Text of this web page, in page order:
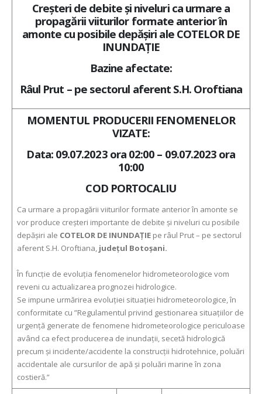
Creșteri de debite și niveluri ca urmare a
propagării viiturilor formate anterior în
amonte cu posibile depășiri ale COTELOR DE
INUNDAȚIE
Bazine afectate:
Râul Prut – pe sectorul aferent S.H. Oroftiana
MOMENTUL PRODUCERII FENOMENELOR
VIZATE:
Data: 09.07.2023 ora 02:00 – 09.07.2023 ora
10:00
COD PORTOCALIU
Ca urmare a propagării viiturilor formate anterior în amonte se
vor produce creșteri importante de debite și niveluri cu posibile
depășiri ale COTELOR DE INUNDAŢIE pe râul Prut – pe sectorul
aferent S.H. Oroftiana, județul Botoșani.
În funcţie de evoluţia fenomenelor hidrometeorologice vom
reveni cu actualizarea prognozei hidrologice.
Se impune urmărirea evoluţiei situaţiei hidrometeorologice, în
conformitate cu ”Regulamentul privind gestionarea situaţiilor de
urgenţă generate de fenomene hidrometeorologice periculoase
având ca efect producerea de inundaţii, secetă hidrologică
precum şi incidente/accidente la construcţii hidrotehnice, poluări
accidentale ale cursurilor de apă şi poluări marine în zona
costieră.”